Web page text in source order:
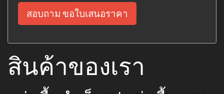
สอบถาม ขอใบเสนอราคา
สินค้าของเรา